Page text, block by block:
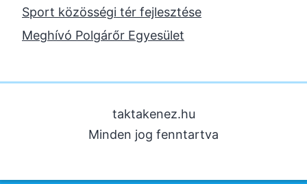
2023. június
2023. február
2022. november
2022. május
Sport közösségi tér fejlesztése
Meghívó Polgárőr Egyesület
taktakenez.hu
Minden jog fenntartva